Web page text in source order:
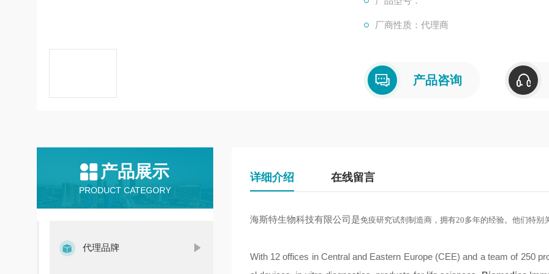
厂商性质：代理商
产品咨询
产品展示
PRODUCT CATEGORY
代理品牌
详细介绍 在线留言
海斯特生物科技有限公司是免疫研究试剂制造商，拥有20多年的经验。他们特别
With 12 offices in Central and Eastern Europe (CEE) and a team of 250